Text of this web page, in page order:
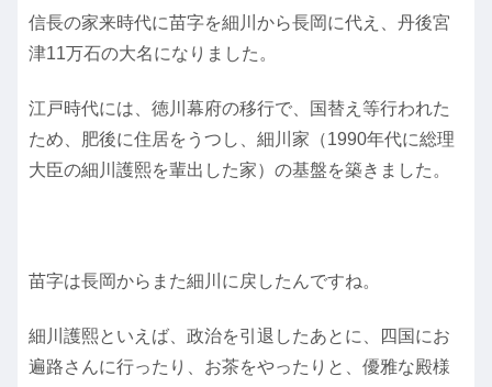
信長の家来時代に苗字を細川から長岡に代え、丹後宮
津11万石の大名になりました。
江戸時代には、徳川幕府の移行で、国替え等行われた
ため、肥後に住居をうつし、細川家（1990年代に総理
大臣の細川護熙を輩出した家）の基盤を築きました。
苗字は長岡からまた細川に戻したんですね。
細川護熙といえば、政治を引退したあとに、四国にお
遍路さんに行ったり、お茶をやったりと、優雅な殿様